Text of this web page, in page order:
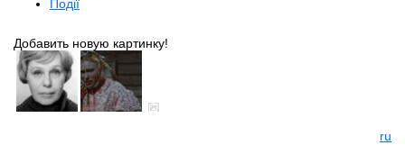
Події
Добавить новую картинку!
ru